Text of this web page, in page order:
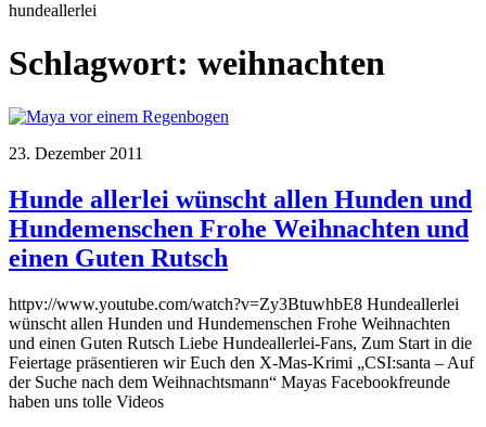
hundeallerlei
Schlagwort: weihnachten
23. Dezember 2011
Hunde allerlei wünscht allen Hunden und
Hundemenschen Frohe Weihnachten und
einen Guten Rutsch
httpv://www.youtube.com/watch?v=Zy3BtuwhbE8 Hundeallerlei
wünscht allen Hunden und Hundemenschen Frohe Weihnachten
und einen Guten Rutsch Liebe Hundeallerlei-Fans, Zum Start in die
Feiertage präsentieren wir Euch den X-Mas-Krimi „CSI:santa – Auf
der Suche nach dem Weihnachtsmann“ Mayas Facebookfreunde
haben uns tolle Videos